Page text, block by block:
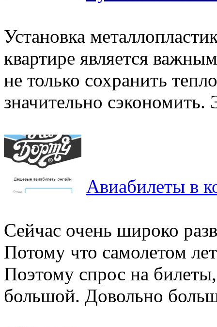
Установка
квартире является
не только сохранить
значительно сэкономить.
Авиабилеты в
Сейчас очень широко
Потому что самолетом
Поэтому спрос на
большой. Довольно